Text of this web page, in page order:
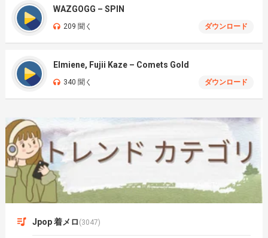
WAZGOGG – SPIN
209 聞く ダウンロード
Elmiene, Fujii Kaze – Comets Gold
340 聞く ダウンロード
Jpop 着メロ (3047)